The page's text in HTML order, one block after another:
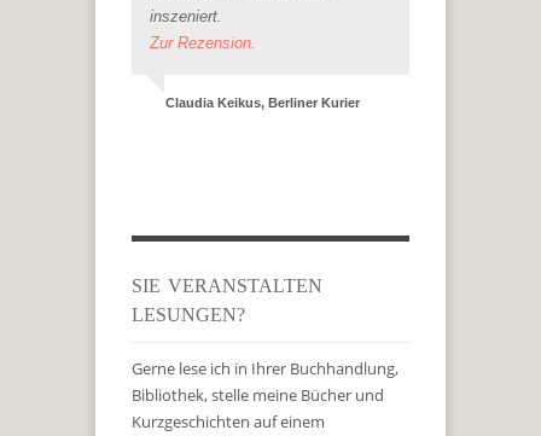
inszeniert.
Zur Rezension.
Claudia Keikus, Berliner Kurier
SIE VERANSTALTEN
LESUNGEN?
Gerne lese ich in Ihrer Buchhandlung,
Bibliothek, stelle meine Bücher und
Kurzgeschichten auf einem